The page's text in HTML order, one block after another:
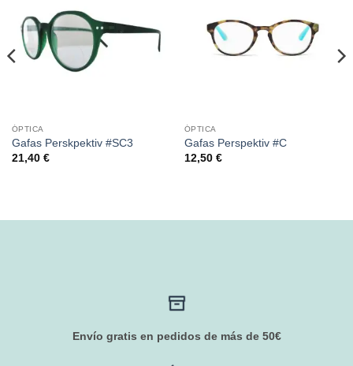
ÓPTICA
Gafas Perskpektiv #SC3
21,40 €
ÓPTICA
Gafas Perspektiv #C
12,50 €
Envío gratis en pedidos de más de 50€